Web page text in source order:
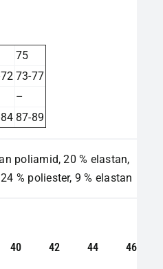
75
73-77
–
87-89
poliamid, 20 % elastan,
% poliester, 9 % elastan
40 42 44 46